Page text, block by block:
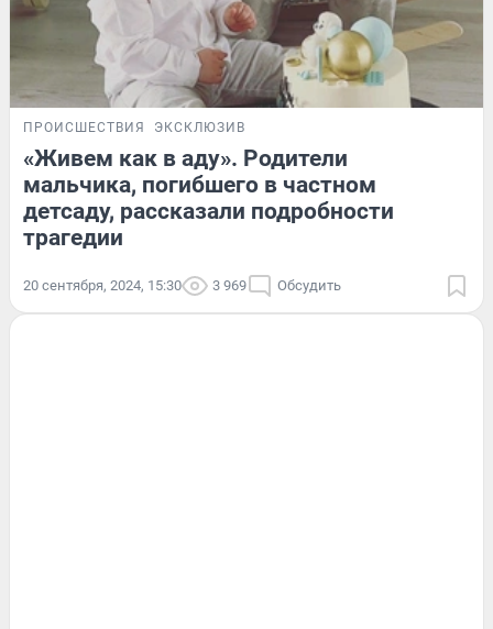
ПРОИСШЕСТВИЯ ЭКСКЛЮЗИВ
«Живем как в аду». Родители
мальчика, погибшего в частном
детсаду, рассказали подробности
трагедии
20 сентября, 2024, 15:30 3 969 Обсудить